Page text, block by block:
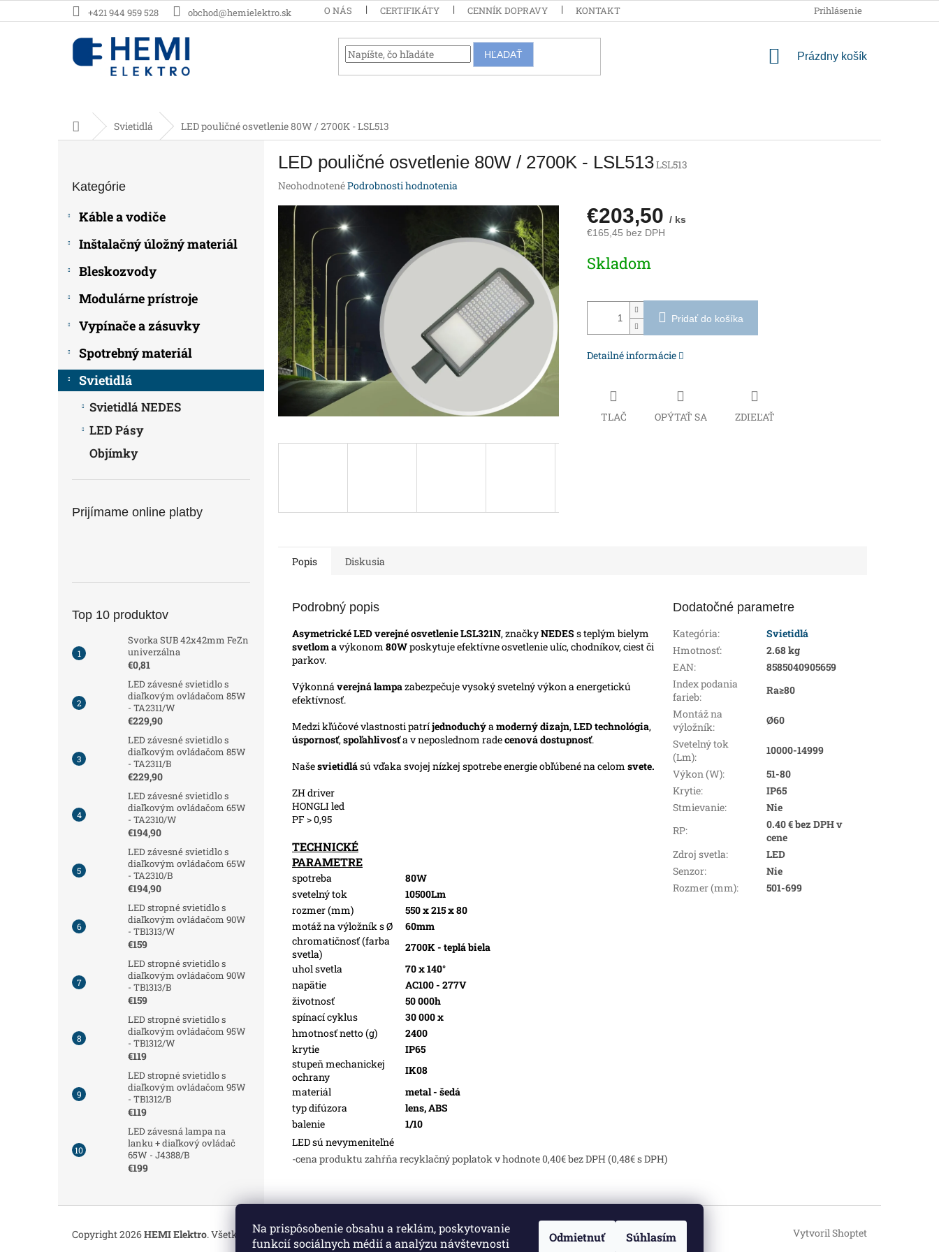
Na prispôsobenie obsahu a reklám, poskytovanie
funkcií sociálnych médií a analýzu návštevnosti
Odmietnuť Súhlasím
na
+421 944 959 528 obchod@hemielektro.sk O NÁS CERTIFIKÁTY CENNÍK DOPRAVY KONTAKT PODMIENKY OCHRANY
Prihlásenie
HĽADAŤ
NÁKUPNÝ
Prázdny košík
DomovSvietidlá LED pouličné osvetlenie 80W / 2700K - LSL513
kategórie
Kategórie
Káble a vodiče
Inštalačný úložný materiál
Bleskozvody
Modulárne prístroje
Vypínače a zásuvky
Spotrebný materiál
Svietidlá
Svietidlá NEDES
LED Pásy
Objímky
Prijímame online platby
Top 10 produktov
Svorka SUB 42x42mm FeZn
univerzálna
€0,81
LED závesné svietidlo s
diaľkovým ovládačom 85W
- TA2311/W
€229,90
LED závesné svietidlo s
diaľkovým ovládačom 85W
- TA2311/B
€229,90
LED závesné svietidlo s
diaľkovým ovládačom 65W
- TA2310/W
€194,90
LED závesné svietidlo s
diaľkovým ovládačom 65W
- TA2310/B
€194,90
LED stropné svietidlo s
diaľkovým ovládačom 90W
- TB1313/W
€159
LED stropné svietidlo s
diaľkovým ovládačom 90W
- TB1313/B
€159
LED stropné svietidlo s
diaľkovým ovládačom 95W
- TB1312/W
€119
LED stropné svietidlo s
diaľkovým ovládačom 95W
- TB1312/B
€119
LED závesná lampa na
lanku + diaľkový ovládač
65W - J4388/B
€199
LED pouličné osvetlenie 80W / 2700K - LSL513LSL513
Priemerné
produktu
hviezdičiek.
NeohodnotenéPodrobnosti hodnotenia
€203,50 / ks
€165,45 bez DPH
cena:
Skladom
Pridať do košíka
Detailné informácie
TLAČ OPÝTAŤ SA ZDIEĽAŤ
Popis Diskusia
Podrobný popis
Asymetrické LED verejné osvetlenie LSL321N, značkyNEDES s teplým bielym
svetlom avýkonom 80Wposkytuje efektívne osvetlenie ulíc, chodníkov, ciest či
parkov.
Výkonná verejná lampazabezpečuje vysoký svetelný výkon a energetickú
efektívnosť.
Medzi kľúčové vlastnosti patríjednoduchýa moderný dizajn, LED technológia,
úspornosť, spoľahlivosťa v neposlednom radecenová dostupnosť.
Našesvietidlású vďaka svojej nízkej spotrebe energie obľúbené na celom svete.
ZH driver
HONGLI led
PF > 0,95
TECHNICKÉ
PARAMETRE
spotreba
80W
svetelný tok
10500Lm
rozmer (mm)
550 x 215 x 80
motáž na výložník s Ø
60mm
chromatičnosť (farba
svetla)
2700K - teplá biela
uhol svetla
70 x 140°
napätie
AC100 - 277V
životnosť
50 000h
spínací cyklus
30 000 x
hmotnosť netto (g)
2400
krytie
IP65
stupeň mechanickej
ochrany
IK08
materiál
metal - šedá
typ difúzora
lens, ABS
balenie
1/10
LED sú nevymeniteľné
-cena produktu zahŕňa recyklačný poplatok v hodnote 0,40€ bez DPH (0,48€ s DPH)
Dodatočné parametre
Kategória:
Svietidlá
Hmotnosť:
2.68 kg
EAN:
8585040905659
Index podania
farieb:
Ra≥80
Montáž na
výložník:
Ø60
Svetelný tok
(Lm):
10000-14999
Výkon (W):
51-80
Krytie:
IP65
Stmievanie:
Nie
RP:
0.40 € bez DPH v
cene
Zdroj svetla:
LED
Senzor:
Nie
Rozmer (mm): 501-699
Vytvoril Shoptet
Copyright 2026HEMI Elektro. Všetky práva vyhradené.Upraviť nastavenie cookies